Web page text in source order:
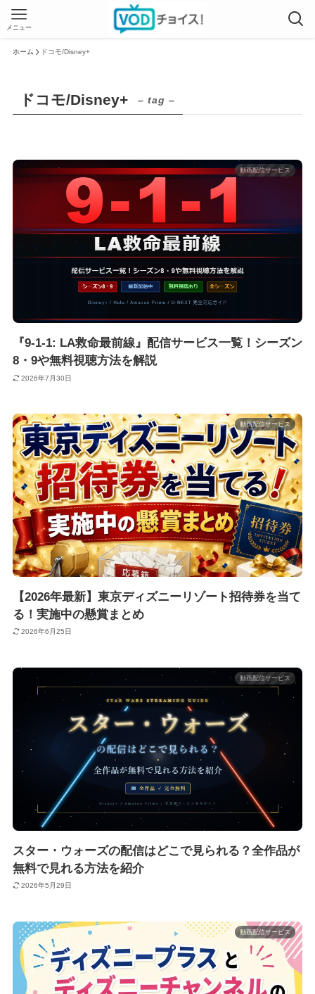
メニュー
ホーム ドコモ/Disney+
ドコモ/Disney+ – tag –
動画配信サービス
『9-1-1: LA救命最前線』配信サービス一覧！シーズン
8・9や無料視聴方法を解説
2026年7月30日
動画配信サービス
【2026年最新】東京ディズニーリゾート招待券を当て
る！実施中の懸賞まとめ
2026年6月25日
動画配信サービス
スター・ウォーズの配信はどこで見られる？全作品が
無料で見れる方法を紹介
2026年5月29日
動画配信サービス